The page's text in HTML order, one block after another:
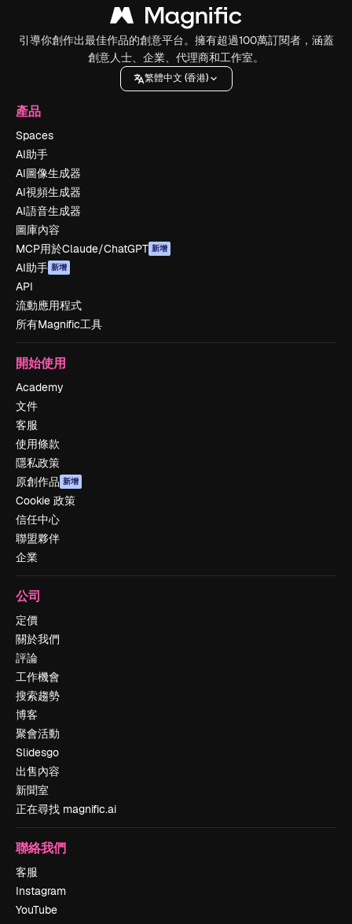
引導你創作出最佳作品的創意平台。擁有超過100萬訂閱者，涵蓋
創意人士、企業、代理商和工作室。
繁體中文 (香港)
產品
Spaces
AI助手
AI圖像生成器
AI視頻生成器
AI語音生成器
圖庫內容
MCP用於Claude/ChatGPT 新增
AI助手 新增
API
流動應用程式
所有Magnific工具
開始使用
Academy
文件
客服
使用條款
隱私政策
原創作品 新增
Cookie 政策
信任中心
聯盟夥伴
企業
公司
定價
關於我們
評論
工作機會
搜索趨勢
博客
聚會活動
Slidesgo
出售內容
新聞室
正在尋找 magnific.ai
聯絡我們
客服
Instagram
YouTube